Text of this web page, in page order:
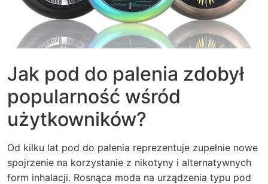
Jak pod do palenia zdobył
popularność wśród
użytkowników?
Od kilku lat pod do palenia reprezentuje zupełnie nowe
spojrzenie na korzystanie z nikotyny i alternatywnych
form inhalacji. Rosnąca moda na urządzenia typu pod